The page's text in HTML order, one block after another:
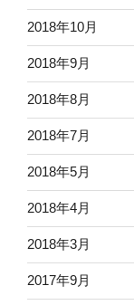
2018年10月
2018年9月
2018年8月
2018年7月
2018年5月
2018年4月
2018年3月
2017年9月